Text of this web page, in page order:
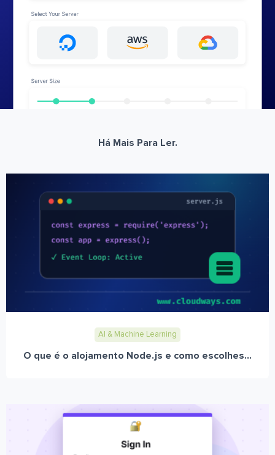
Há Mais Para Ler.
AI & Machine Learning
O que é o alojamento Node.js e como escolhes...